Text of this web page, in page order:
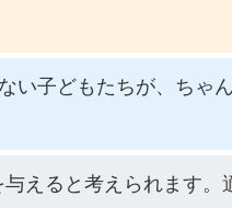
子どもたちが、ちゃ
えると考えられます。